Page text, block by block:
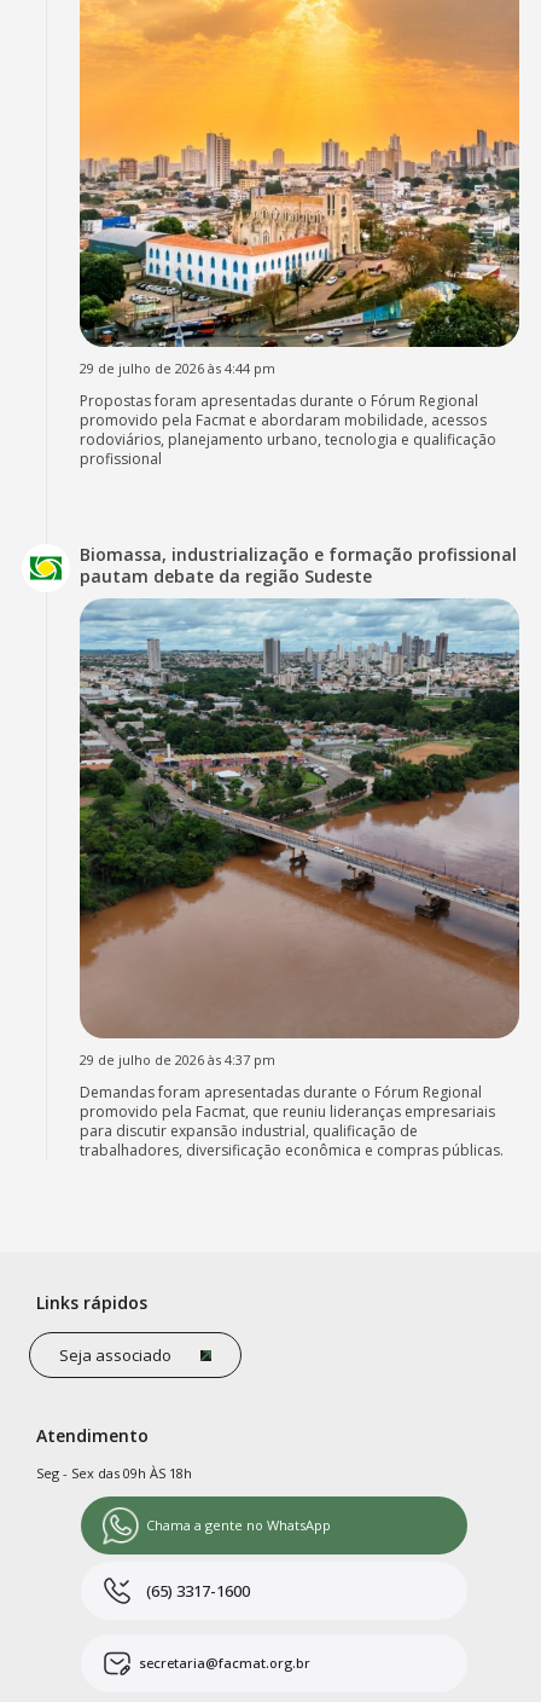
29 de julho de 2026 às 4:44 pm
Propostas foram apresentadas durante o Fórum Regional
promovido pela Facmat e abordaram mobilidade, acessos
rodoviários, planejamento urbano, tecnologia e qualificação
profissional
Biomassa, industrialização e formação profissional
pautam debate da região Sudeste
29 de julho de 2026 às 4:37 pm
Demandas foram apresentadas durante o Fórum Regional
promovido pela Facmat, que reuniu lideranças empresariais
para discutir expansão industrial, qualificação de
trabalhadores, diversificação econômica e compras públicas.
Links rápidos
Seja associado
Atendimento
Seg - Sex das 09h ÀS 18h
Chama a gente no WhatsApp
(65) 3317-1600
secretaria@facmat.org.br